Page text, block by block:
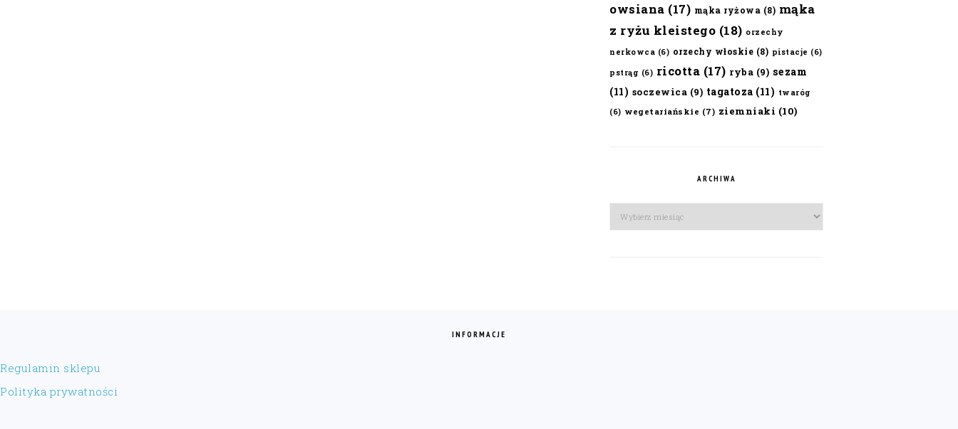
owsiana (17) mąka ryżowa (8) mąka
z ryżu kleistego (18) orzechy
nerkowca (6) orzechy włoskie (8) pistacje (6)
pstrąg (6) ricotta (17) ryba (9) sezam
(11) soczewica (9) tagatoza (11) twaróg
(6) wegetariańskie (7) ziemniaki (10)
ARCHIWA
Archiwa
INFORMACJE
Regulamin sklepu
Polityka prywatności